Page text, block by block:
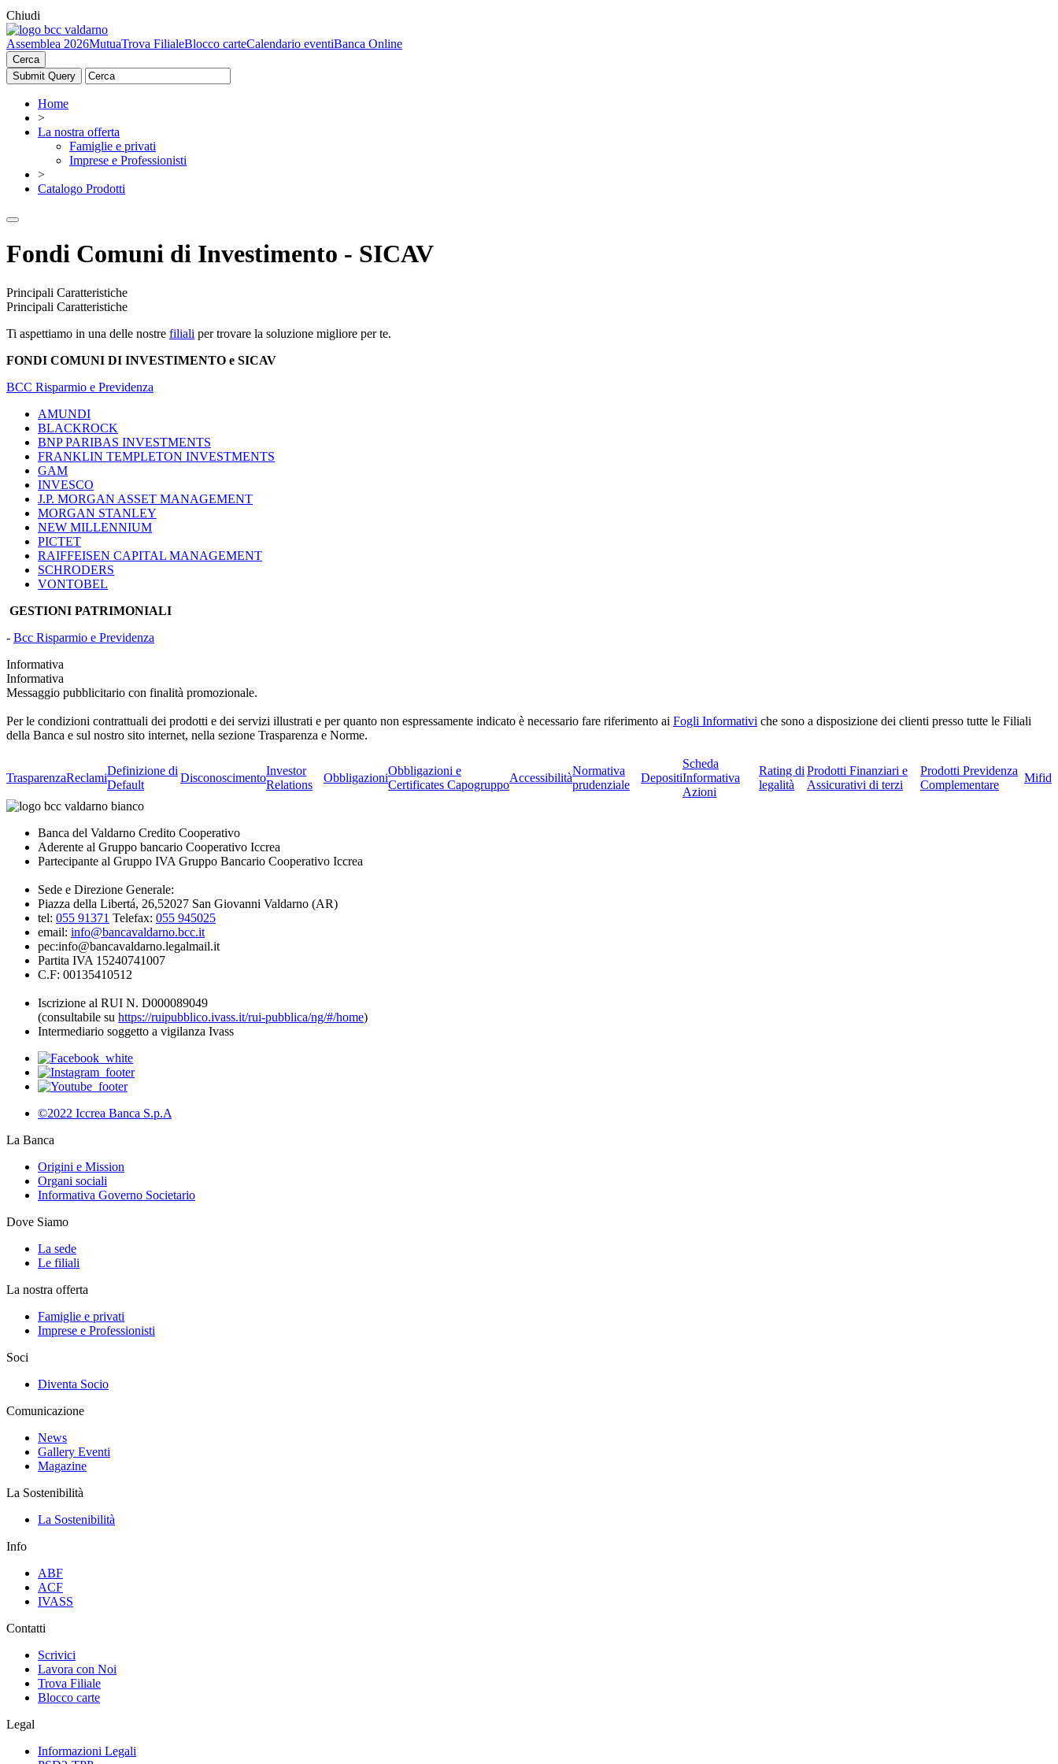
Chiudi
Assemblea 2026MutuaTrova FilialeBlocco carteCalendario eventiBanca Online
Cerca
Home
>
La nostra offerta
Famiglie e privati
Imprese e Professionisti
>
Catalogo Prodotti
Fondi Comuni di Investimento - SICAV
Principali Caratteristiche
Principali Caratteristiche
Ti aspettiamo in una delle nostre filiali per trovare la soluzione migliore per te.
FONDI COMUNI DI INVESTIMENTO e SICAV
BCC Risparmio e Previdenza
AMUNDI
BLACKROCK
BNP PARIBAS INVESTMENTS
FRANKLIN TEMPLETON INVESTMENTS
GAM
INVESCO
J.P. MORGAN ASSET MANAGEMENT
MORGAN STANLEY
NEW MILLENNIUM
PICTET
RAIFFEISEN CAPITAL MANAGEMENT
SCHRODERS
VONTOBEL
GESTIONI PATRIMONIALI
- Bcc Risparmio e Previdenza
Informativa
Informativa
Messaggio pubblicitario con finalità promozionale.
Per le condizioni contrattuali dei prodotti e dei servizi illustrati e per quanto non espressamente indicato è necessario fare riferimento ai Fogli Informativi che sono a disposizione dei clienti presso tutte le Filiali
della Banca e sul nostro sito internet, nella sezione Trasparenza e Norme.
TrasparenzaReclami
Definizione di
Default
Disconoscimento
Investor
Relations
Obbligazioni
Obbligazioni e
Certificates Capogruppo
Accessibilità
Normativa
prudenziale
Depositi
Scheda
Informativa
Azioni
Rating di
legalità
Prodotti Finanziari e
Assicurativi di terzi
Prodotti Previdenza
Complementare
Mifid
Banca del Valdarno Credito Cooperativo
Aderente al Gruppo bancario Cooperativo Iccrea
Partecipante al Gruppo IVA Gruppo Bancario Cooperativo Iccrea
Sede e Direzione Generale:
Piazza della Libertá, 26,52027 San Giovanni Valdarno (AR)
tel: 055 91371 Telefax: 055 945025
email: info@bancavaldarno.bcc.it
pec:info@bancavaldarno.legalmail.it
Partita IVA 15240741007
C.F: 00135410512
Iscrizione al RUI N. D000089049
(consultabile su https://ruipubblico.ivass.it/rui-pubblica/ng/#/home)
Intermediario soggetto a vigilanza Ivass
©2022 Iccrea Banca S.p.A
La Banca
Origini e Mission
Organi sociali
Informativa Governo Societario
Dove Siamo
La sede
Le filiali
La nostra offerta
Famiglie e privati
Imprese e Professionisti
Soci
Diventa Socio
Comunicazione
News
Gallery Eventi
Magazine
La Sostenibilità
La Sostenibilità
Info
ABF
ACF
IVASS
Contatti
Scrivici
Lavora con Noi
Trova Filiale
Blocco carte
Legal
Informazioni Legali